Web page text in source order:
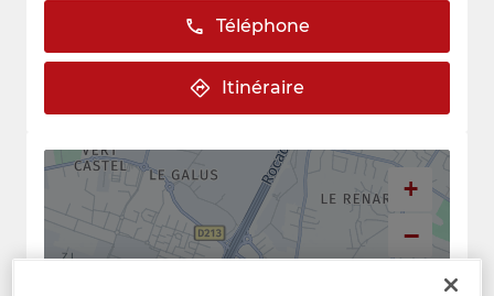
ESPACE ADHÉRENT
Téléphone
Itinéraire
+
−